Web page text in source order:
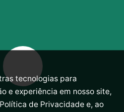
tecnologias para
e experiência em nosso site,
de Privacidade e, ao